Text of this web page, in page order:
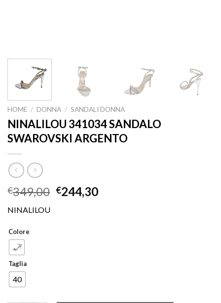
HOME / DONNA / SANDALI DONNA
NINALILOU 341034 SANDALO
SWAROVSKI ARGENTO
€349,00 €244,30
NINALILOU
Colore
Taglia
40